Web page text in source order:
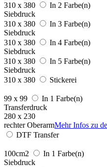
310 x 380
In 2 Farbe(n)
Siebdruck
310 x 380
In 3 Farbe(n)
Siebdruck
310 x 380
In 4 Farbe(n)
Siebdruck
310 x 380
In 5 Farbe(n)
Siebdruck
310 x 380
Stickerei
99 x 99
In 1 Farbe(n)
Transferdruck
280 x 230
rechter OberarmMehr Infos zu
DTF Transfer
100cm2
In 1 Farbe(n)
Siebdruck